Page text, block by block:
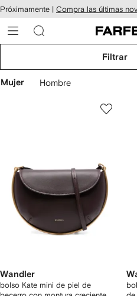
al
Próximamente | Compra las últimas
Filtrar
Mujer Hombre
Wandler
bolso Kate mini de piel de